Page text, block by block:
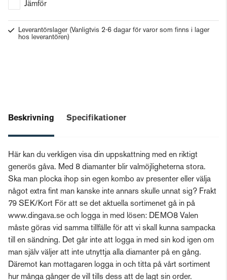
Jämför
Leverantörslager (Vanligtvis 2-6 dagar för varor som finns i lager
hos leverantören)
Beskrivning Specifikationer
Här kan du verkligen visa din uppskattning med en riktigt
generös gåva. Med 8 diamanter blir valmöjligheterna stora.
Ska man plocka ihop sin egen kombo av presenter eller välja
något extra fint man kanske inte annars skulle unnat sig? Frakt
79 SEK/Kort För att se det aktuella sortimenet gå in på
www.dingava.se och logga in med lösen: DEMO8 Valen
måste göras vid samma tillfälle för att vi skall kunna sampacka
till en sändning. Det går inte att logga in med sin kod igen om
man själv väljer att inte utnyttja alla diamanter på en gång.
Däremot kan mottagaren logga in och titta på vårt sortiment
hur många gånger de vill tills dess att de lagt sin order.